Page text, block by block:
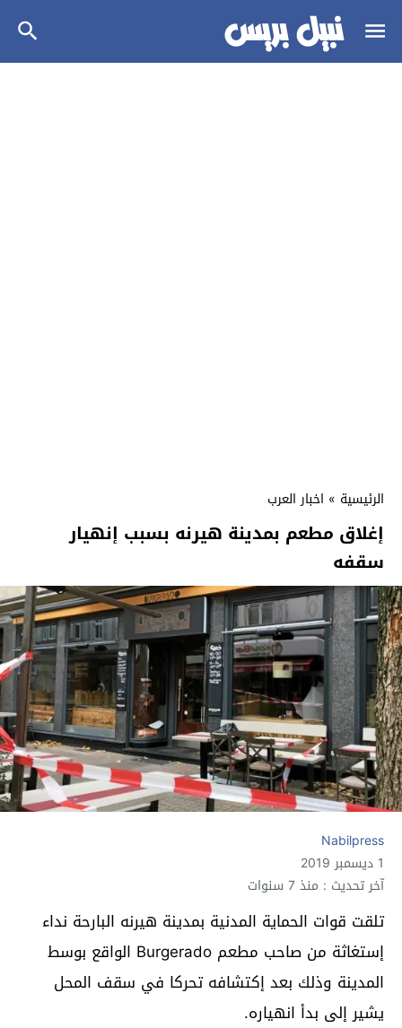
الرئيسية » اخبار العرب
إغلاق مطعم بمدينة هيرنه بسبب إنهيار
سقفه
Nabilpress
1 ديسمبر 2019
آخر تحديث : منذ 7 سنوات
تلقت قوات الحماية المدنية بمدينة هيرنه البارحة نداء
إستغاثة من صاحب مطعم Burgerado الواقع بوسط
المدينة وذلك بعد إكتشافه تحركا في سقف المحل
يشير إلى بدأ انهياره.